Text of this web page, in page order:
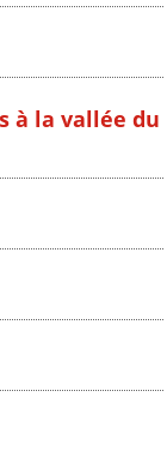
à la vallée du